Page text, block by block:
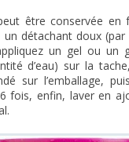
être conservée en
détachant doux (par
un gel ou un
d’eau) sur la
sur l’emballage,
fois, enfin, laver en